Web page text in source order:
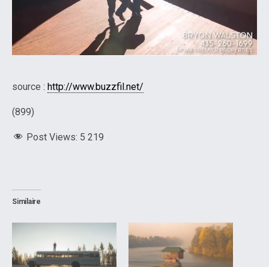
source : http://www.buzzfil.net/
(899)
Post Views: 5 219
Similaire